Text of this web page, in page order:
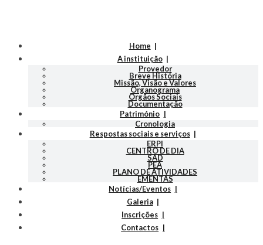
Home
A instituição
Provedor
Breve História
Missão, Visão e Valores
Organograma
Orgãos Sociais
Documentação
Património
Cronologia
Respostas sociais e serviços
ERPI
CENTRO DE DIA
SAD
PEA
PLANO DE ATIVIDADES
EMENTAS
Notícias/Eventos
Galeria
Inscrições
Contactos